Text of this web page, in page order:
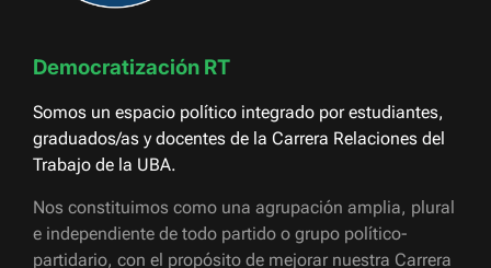
Democratización RT
Somos un espacio político integrado por estudiantes,
graduados/as y docentes de la Carrera Relaciones del
Trabajo de la UBA.
Nos constituimos como una agrupación amplia, plural
e independiente de todo partido o grupo político-
partidario, con el propósito de mejorar nuestra Carrera